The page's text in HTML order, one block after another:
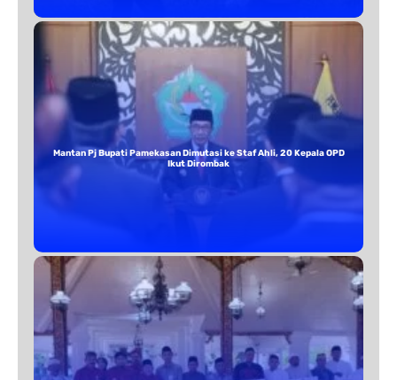
Mantan Pj Bupati Pamekasan Dimutasi ke Staf Ahli, 20 Kepala OPD
Ikut Dirombak